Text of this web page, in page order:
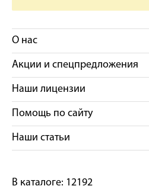
О нас
Акции и спецпредложения
Наши лицензии
Помощь по сайту
Наши статьи
В каталоге: 12192